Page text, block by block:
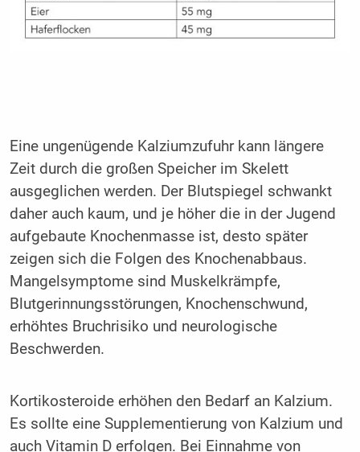
Eine ungenügende Kalziumzufuhr kann längere
Zeit durch die großen Speicher im Skelett
ausgeglichen werden. Der Blutspiegel schwankt
daher auch kaum, und je höher die in der Jugend
aufgebaute Knochenmasse ist, desto später
zeigen sich die Folgen des Knochenabbaus.
Mangelsymptome sind Muskelkrämpfe,
Blutgerinnungsstörungen, Knochenschwund,
erhöhtes Bruchrisiko und neurologische
Beschwerden.
Kortikosteroide erhöhen den Bedarf an Kalzium.
Es sollte eine Supplementierung von Kalzium und
auch Vitamin D erfolgen. Bei Einnahme von